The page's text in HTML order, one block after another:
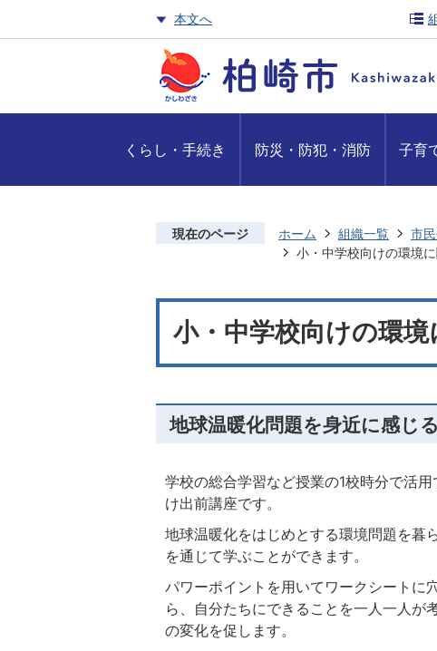
本文へ
くらし・手続き 防災・防犯・消防 子育
現在のページ ホーム 組織一覧 市
小・中学校向けの環境
小・中学校向けの環
地球温暖化問題を身近に感じ
学校の総合学習など授業の1校時分で活
け出前講座です。
地球温暖化をはじめとする環境問題を暮
を通じて学ぶことができます。
パワーポイントを用いてワークシートに
ら、自分たちにできることを一人一人が
の変化を促します。